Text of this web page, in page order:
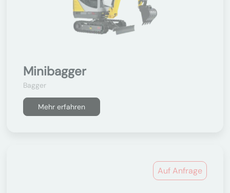
Minibagger
Bagger
Mehr erfahren
Auf Anfrage